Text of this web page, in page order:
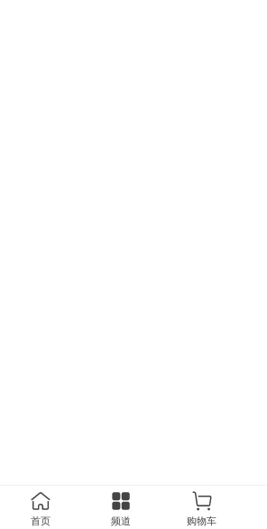
首页 频道 购物车